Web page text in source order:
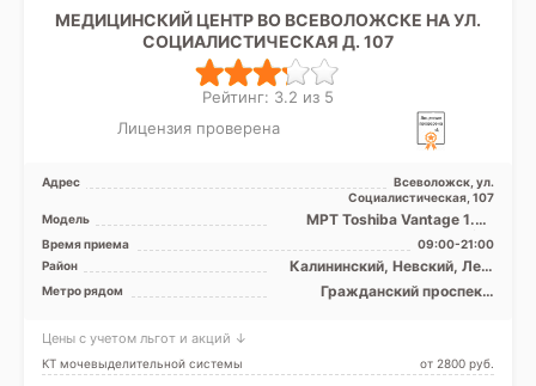
МЕДИЦИНСКИЙ ЦЕНТР ВО ВСЕВОЛОЖСКЕ НА УЛ.
СОЦИАЛИСТИЧЕСКАЯ Д. 107
Рейтинг: 3.2 из 5
Лицензия проверена
Адрес
Всеволожск, ул.
Социалистическая, 107
Модель
МРТ Toshiba Vantage 1.5T
закрытого типа, КТ Toshiba
Alexion 16 срезов
Время приема
09:00-21:00
Район
Калининский, Невский, Лен.
Метро рядом
Гражданский проспект,
Цены с учетом льгот и акций ↓
КТ мочевыделительной системы от 2800 pуб.